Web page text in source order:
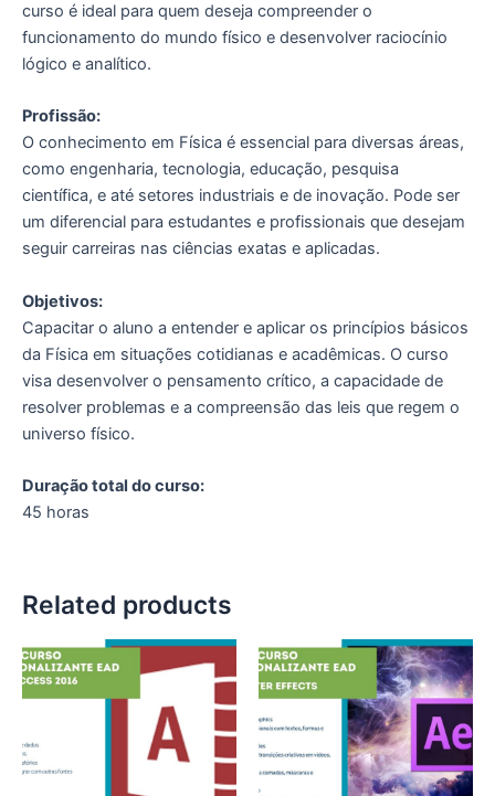
curso é ideal para quem deseja compreender o
funcionamento do mundo físico e desenvolver raciocínio
lógico e analítico.
Profissão:
O conhecimento em Física é essencial para diversas áreas,
como engenharia, tecnologia, educação, pesquisa
científica, e até setores industriais e de inovação. Pode ser
um diferencial para estudantes e profissionais que desejam
seguir carreiras nas ciências exatas e aplicadas.
Objetivos:
Capacitar o aluno a entender e aplicar os princípios básicos
da Física em situações cotidianas e acadêmicas. O curso
visa desenvolver o pensamento crítico, a capacidade de
resolver problemas e a compreensão das leis que regem o
universo físico.
Duração total do curso:
45 horas
Related products